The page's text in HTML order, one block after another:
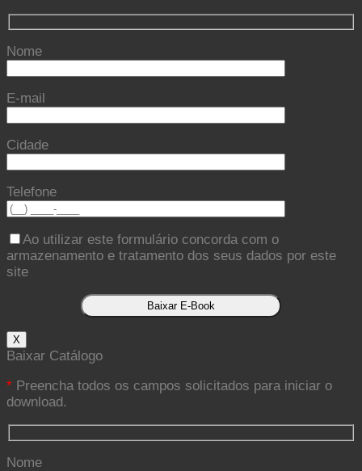
Nome
E-mail
Cidade
Telefone
Ao utilizar este formulário concorda com o
armazenamento e tratamento dos seus dados por este
site
X
Baixar Catálogo
* Preencha todos os campos solicitados para iniciar o
download.
Nome